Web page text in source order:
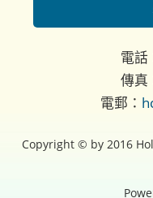
電話
傳真
電郵：
Copyright © by 2016